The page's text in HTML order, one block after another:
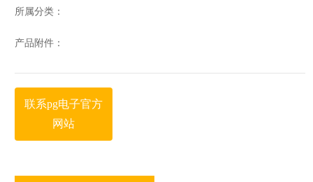
所属分类：
产品附件：
联系pg电子官方
网站